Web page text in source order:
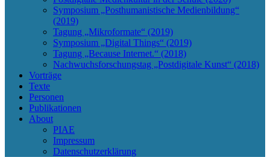
Symposium „Posthumanistische Medienbildung“
(2019)
Tagung „Mikroformate“ (2019)
Symposium „Digital Things“ (2019)
Tagung „Because Internet.“ (2018)
Nachwuchsforschungstag „Postdigitale Kunst“ (2018)
Vorträge
Texte
Personen
Publikationen
About
PIAE
Impressum
Datenschutzerklärung